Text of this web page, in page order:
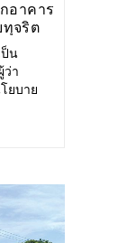
กอาคาร
ทุจริต
ป็น
ว่า
ยบาย